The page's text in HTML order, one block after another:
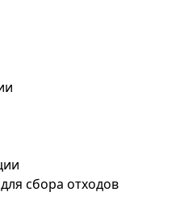
сбора отходов